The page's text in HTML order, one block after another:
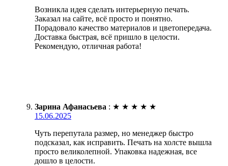
Возникла идея сделать интерьерную печать.
Заказал на сайте, всё просто и понятно.
Порадовало качество материалов и цветопередача.
Доставка быстрая, всё пришло в целости.
Рекомендую, отличная работа!
Зарина Афанасьева : ★ ★ ★ ★ ★
15.06.2025
Чуть перепутала размер, но менеджер быстро
подсказал, как исправить. Печать на холсте вышла
просто великолепной. Упаковка надежная, все
дошло в целости.